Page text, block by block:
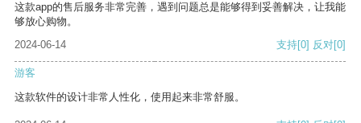
这款app的售后服务非常完善，遇到问题总是能够得到妥善解决，让我能
够放心购物。
2024-06-14
支持[0] 反对[0]
游客
这款软件的设计非常人性化，使用起来非常舒服。